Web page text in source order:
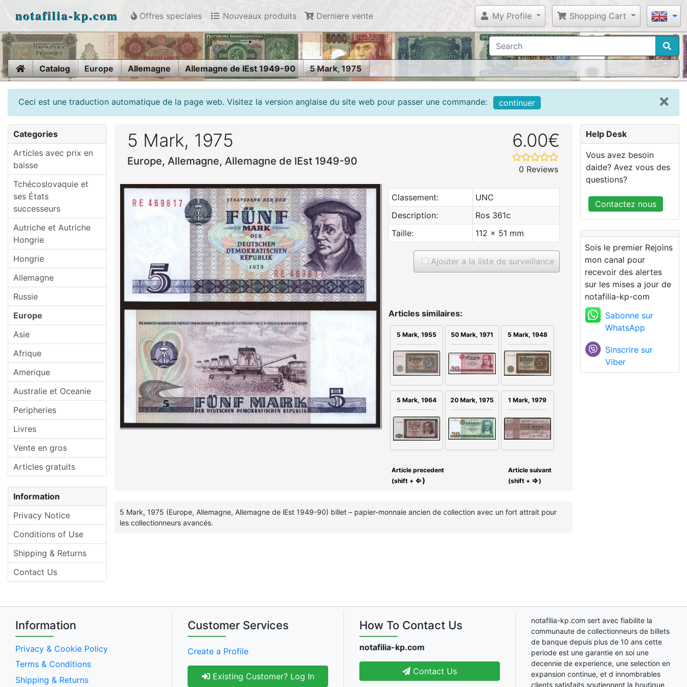
notafilia-kp.com Offres speciales Nouveaux produits Derniere vente My Profile Shopping Cart
HomeCatalog Europe Allemagne Allemagne de lEst 1949-90 5 Mark, 1975
Ceci est une traduction automatique de la page web. Visitez la version anglaise du site web pour passer une commande: continuer
Categories
Articles avec prix en
baisse
Tchécoslovaquie et
ses États
successeurs
Autriche et Autriche
Hongrie
Hongrie
Allemagne
Russie
Europe
Asie
Afrique
Amerique
Australie et Oceanie
Peripheries
Livres
Vente en gros
Articles gratuits
Information
Privacy Notice
Conditions of Use
Shipping & Returns
Contact Us
5 Mark, 1975
Europe, Allemagne, Allemagne de lEst 1949-90
6.00€
0 Reviews
Classement:
UNC
Description:
Ros 361c
Taille:
112 x 51 mm
Ajouter a la liste de surveillance
Articles similaires:
5 Mark, 1955 50 Mark, 1971 5 Mark, 1948
5 Mark, 1964 20 Mark, 1975 1 Mark, 1979
Article precedent
(shift + ⇐)
Article suivant
(shift + ⇒)
5 Mark, 1975 (Europe, Allemagne, Allemagne de lEst 1949-90) billet – papier-monnaie ancien de collection avec un fort attrait pour
les collectionneurs avancés.
Help Desk
Vous avez besoin
daide? Avez vous des
questions?
Contactez nous
Sois le premier Rejoins
mon canal pour
recevoir des alertes
sur les mises a jour de
notafilia-kp-com
Sabonne sur
WhatsApp
Sinscrire sur
Viber
Information
Privacy & Cookie Policy
Terms & Conditions
Shipping & Returns
Customer Services
Create a Profile
Existing Customer? Log In
How To Contact Us
notafilia-kp.com
Contact Us
notafilia-kp.com sert avec fiabilite la
communaute de collectionneurs de billets
de banque depuis plus de 10 ans cette
periode est une garantie en soi une
decennie de experience, une selection en
expansion continue, et d innombrables
clients satisfaits soutiennent la boutique